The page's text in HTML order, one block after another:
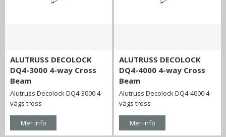
ALUTRUSS DECOLOCK
DQ4-3000 4-way Cross
Beam
Alutruss Decolock DQ4-3000 4-
vägs tross
Mer info
ALUTRUSS DECOLOCK
DQ4-4000 4-way Cross
Beam
Alutruss Decolock DQ4-4000 4-
vägs tross
Mer info